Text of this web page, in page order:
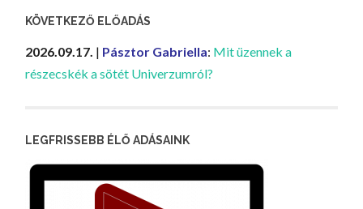
KÖVETKEZŐ ELŐADÁS
2026.09.17. | Pásztor Gabriella: Mit üzennek a
részecskék a sötét Univerzumról?
LEGFRISSEBB ÉLŐ ADÁSAINK